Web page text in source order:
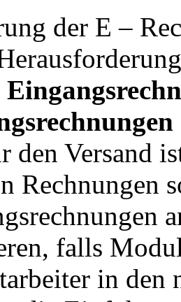
der E –
den Versand
Rechnungen
falls
in den